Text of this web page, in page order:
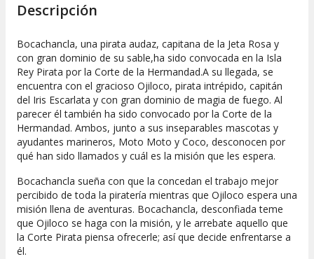
Descripción
Bocachancla, una pirata audaz, capitana de la Jeta Rosa y
con gran dominio de su sable,ha sido convocada en la Isla
Rey Pirata por la Corte de la Hermandad.A su llegada, se
encuentra con el gracioso Ojiloco, pirata intrépido, capitán
del Iris Escarlata y con gran dominio de magia de fuego. Al
parecer él también ha sido convocado por la Corte de la
Hermandad. Ambos, junto a sus inseparables mascotas y
ayudantes marineros, Moto Moto y Coco, desconocen por
qué han sido llamados y cuál es la misión que les espera.
Bocachancla sueña con que la concedan el trabajo mejor
percibido de toda la piratería mientras que Ojiloco espera una
misión llena de aventuras. Bocachancla, desconfiada teme
que Ojiloco se haga con la misión, y le arrebate aquello que
la Corte Pirata piensa ofrecerle; así que decide enfrentarse a
él.